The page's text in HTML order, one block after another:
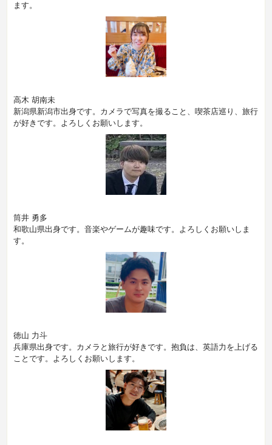
ます。
高木 胡南未
新潟県新潟市出身です。カメラで写真を撮ること、喫茶店巡り、旅行
が好きです。よろしくお願いします。
筒井 勇多
和歌山県出身です。音楽やゲームが趣味です。よろしくお願いしま
す。
徳山 力斗
兵庫県出身です。カメラと旅行が好きです。抱負は、英語力を上げる
ことです。よろしくお願いします。